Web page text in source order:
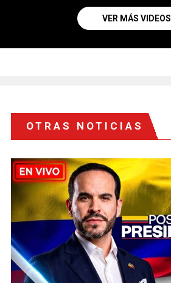
VER MÁS VIDEOS
OTRAS NOTICIAS